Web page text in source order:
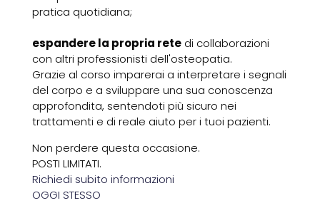
pratica quotidiana;
espandere la propria retedi collaborazioni
con altri professionisti dell'osteopatia.
Grazie al corso imparerai a interpretare i segnali
del corpo e a sviluppare una sua conoscenza
approfondita, sentendoti più sicuro nei
trattamenti e di reale aiuto per i tuoi pazienti.
Non perdere questa occasione.
POSTI LIMITATI.
Richiedi subito informazioni
OGGI STESSO